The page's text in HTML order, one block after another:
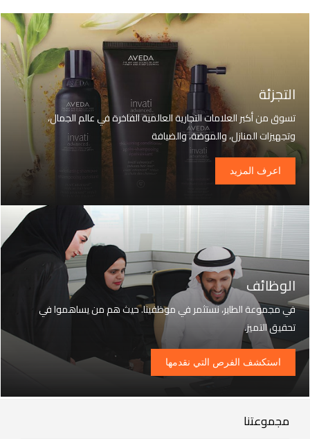
التجزئة
تسوق من أكبر العلامات التجارية العالمية الفاخرة في عالم الجمال،
وتجهيزات المنازل، والموضة، والضيافة
اعرف المزيد
الوظائف
في مجموعة الطاير، نستثمر في موظفينا. حيث هم من يساهموا في
تحقيق التميز.
استكشف الفرص التي نقدمها
Our
مجموعتنا